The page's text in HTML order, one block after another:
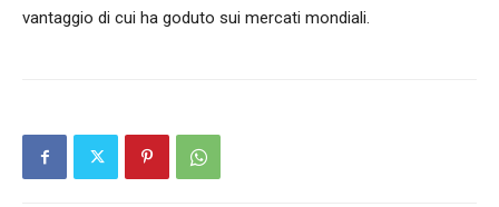
vantaggio di cui ha goduto sui mercati mondiali.